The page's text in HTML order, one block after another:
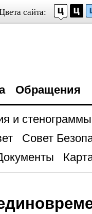
сайта:
Обращения
и стенограммы
Совет